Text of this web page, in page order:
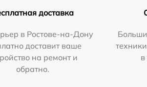
доставка
в Ростове-на-Дону
доставит ваше
на ремонт и
обратно.